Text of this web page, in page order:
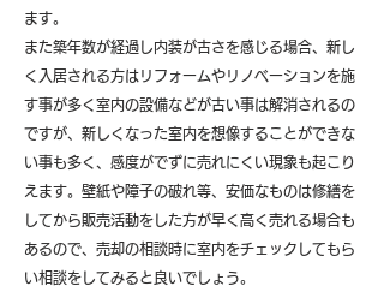
ます。
また築年数が経過し内装が古さを感じる場合、新し
く入居される方はリフォームやリノベーションを施
す事が多く室内の設備などが古い事は解消されるの
ですが、新しくなった室内を想像することができな
い事も多く、感度がでずに売れにくい現象も起こり
えます。壁紙や障子の破れ等、安価なものは修繕を
してから販売活動をした方が早く高く売れる場合も
あるので、売却の相談時に室内をチェックしてもら
い相談をしてみると良いでしょう。